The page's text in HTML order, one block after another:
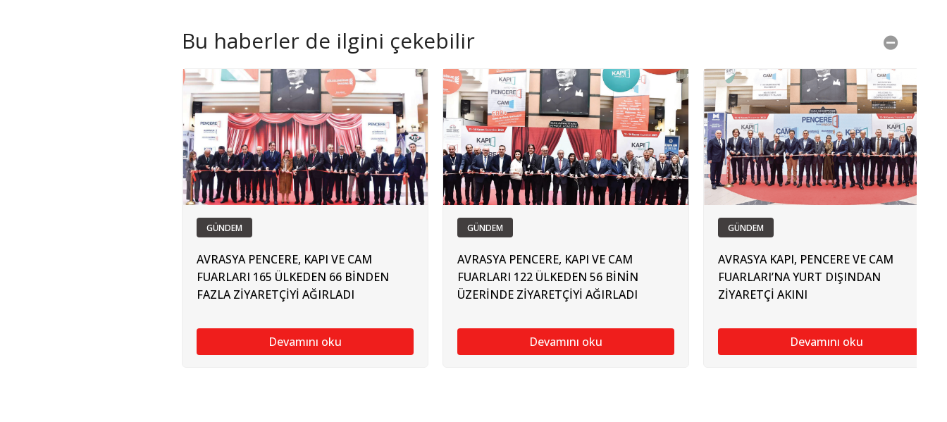
Bu haberler de ilgini çekebilir
GÜNDEM
AVRASYA PENCERE, KAPI VE CAM
FUARLARI 165 ÜLKEDEN 66 BİNDEN
FAZLA ZİYARETÇİYİ AĞIRLADI
Devamını oku
GÜNDEM
AVRASYA PENCERE, KAPI VE CAM
FUARLARI 122 ÜLKEDEN 56 BİNİN
ÜZERİNDE ZİYARETÇİYİ AĞIRLADI
Devamını oku
GÜNDEM
AVRASYA KAPI, PENCERE VE CAM
FUARLARI’NA YURT DIŞINDAN
ZİYARETÇİ AKINI
Devamını oku